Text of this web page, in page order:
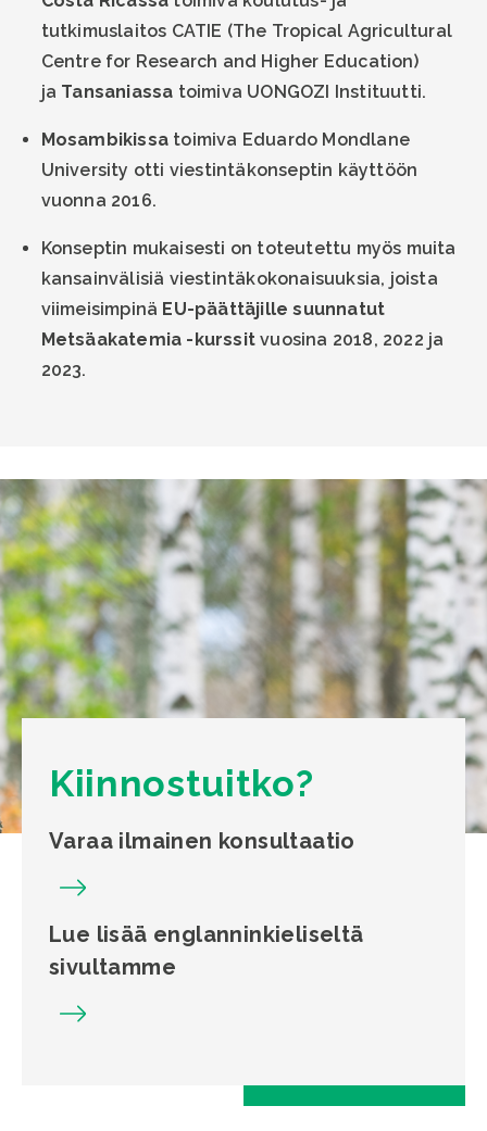
tutkimuslaitos CATIE (The Tropical Agricultural
Centre for Research and Higher Education)
ja Tansaniassa toimiva UONGOZI Instituutti.
Mosambikissa toimiva Eduardo Mondlane
University otti viestintäkonseptin käyttöön
vuonna 2016.
Konseptin mukaisesti on toteutettu myös muita
kansainvälisiä viestintäkokonaisuuksia, joista
viimeisimpinä EU-päättäjille suunnatut
Metsäakatemia -kurssitvuosina 2018, 2022 ja
2023.
Kiinnostuitko?
Varaa ilmainen konsultaatio
Lue lisää englanninkieliseltä
sivultamme